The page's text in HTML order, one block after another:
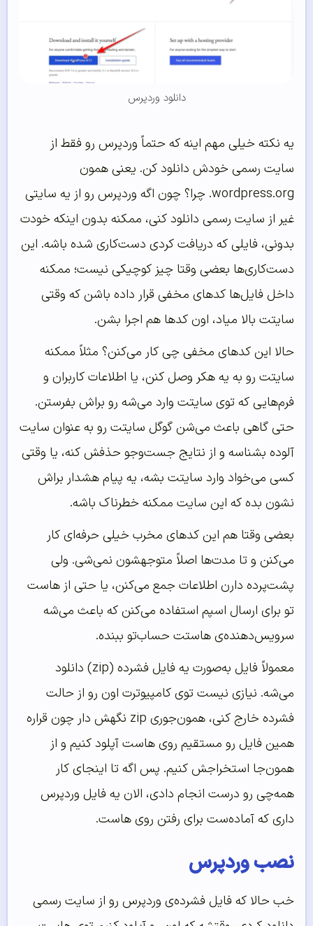
دانلود وردپرس
یه نکته خیلی مهم اینه که حتماً وردپرس رو فقط از
سایت رسمی خودش دانلود کن. یعنی همون
wordpress.org. چرا؟ چون اگه وردپرس رو از یه سایتی
غیر از سایت رسمی دانلود کنی، ممکنه بدون اینکه خودت
بدونی، فایلی که دریافت کردی دست‌کاری شده باشه. این
دست‌کاری‌ها بعضی وقتا چیز کوچیکی نیست؛ ممکنه
داخل فایل‌ها کدهای مخفی قرار داده باشن که وقتی
سایتت بالا میاد، اون کدها هم اجرا بشن.
حالا این کدهای مخفی چی کار می‌کنن؟ مثلاً ممکنه
سایتت رو به یه هکر وصل کنن، یا اطلاعات کاربران و
فرم‌هایی که توی سایتت وارد می‌شه رو براش بفرستن.
حتی گاهی باعث می‌شن گوگل سایتت رو به عنوان سایت
آلوده بشناسه و از نتایج جست‌وجو حذفش کنه، یا وقتی
کسی می‌خواد وارد سایتت بشه، یه پیام هشدار براش
نشون بده که این سایت ممکنه خطرناک باشه.
بعضی وقتا هم این کدهای مخرب خیلی حرفه‌ای کار
می‌کنن و تا مدت‌ها اصلاً متوجهشون نمی‌شی. ولی
پشت‌پرده دارن اطلاعات جمع می‌کنن، یا حتی از هاست
تو برای ارسال اسپم استفاده می‌کنن که باعث می‌شه
سرویس‌دهنده‌ی هاستت حساب‌تو ببنده.
معمولاً فایل به‌صورت یه فایل فشرده (zip) دانلود
می‌شه. نیازی نیست توی کامپیوترت اون رو از حالت
فشرده خارج کنی، همون‌جوری zip نگهش دار چون قراره
همین فایل رو مستقیم روی هاست آپلود کنیم و از
همون‌جا استخراجش کنیم. پس اگه تا اینجای کار
همه‌چی رو درست انجام دادی، الان یه فایل وردپرس
داری که آماده‌ست برای رفتن روی هاست.
نصب وردپرس
خب حالا که فایل فشرده‌ی وردپرس رو از سایت رسمی